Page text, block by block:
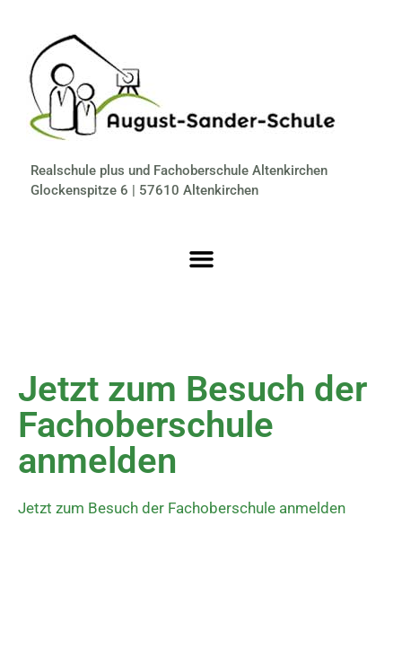
Realschule plus und Fachoberschule Altenkirchen
Glockenspitze 6 | 57610 Altenkirchen
Jetzt zum Besuch der
Fachoberschule
anmelden
Jetzt zum Besuch der Fachoberschule anmelden